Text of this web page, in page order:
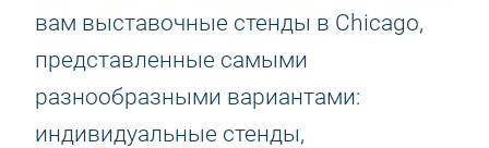
вам выставочные стенды в Chicago,
представленные самыми
разнообразными вариантами:
индивидуальные стенды,